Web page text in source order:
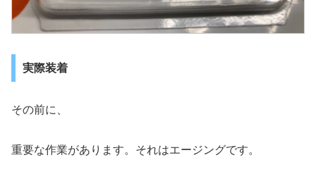
実際装着
その前に、
重要な作業があります。それはエージングです。